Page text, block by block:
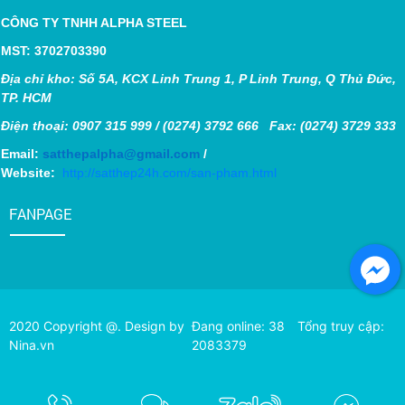
CÔNG TY TNHH ALPHA STEEL
MST: 3702703390
Địa chỉ kho: Số 5A, KCX Linh Trung 1, P Linh Trung, Q Thủ Đức,
TP. HCM
Điện thoại: 0907 315 999 / (0274) 3792 666 Fax: (0274) 3729 333
Email: satthepalpha@gmail.com /
Website:
http://satthep24h.com/san-pham.html
FANPAGE
2020 Copyright @. Design by
Nina.vn
Đang online: 38
Tổng truy cập:
2083379